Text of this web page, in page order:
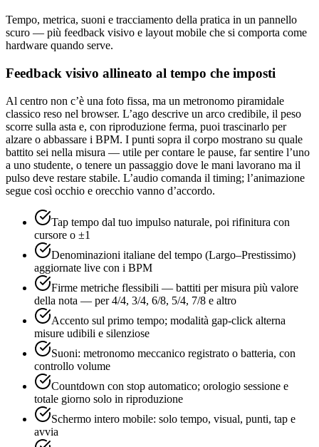
Tempo, metrica, suoni e tracciamento della pratica in un pannello
scuro — più feedback visivo e layout mobile che si comporta come
hardware quando serve.
Feedback visivo allineato al tempo che imposti
Al centro non c’è una foto fissa, ma un metronomo piramidale
classico reso nel browser. L’ago descrive un arco credibile, il peso
scorre sulla asta e, con riproduzione ferma, puoi trascinarlo per
alzare o abbassare i BPM. I punti sopra il corpo mostrano su quale
battito sei nella misura — utile per contare le pause, far sentire l’uno
a uno studente, o tenere un passaggio dove le mani lavorano ma il
pulso deve restare stabile. L’audio comanda il timing; l’animazione
segue così occhio e orecchio vanno d’accordo.
Tap tempo dal tuo impulso naturale, poi rifinitura con
cursore o ±1
Denominazioni italiane del tempo (Largo–Prestissimo)
aggiornate live con i BPM
Firme metriche flessibili — battiti per misura più valore
della nota — per 4/4, 3/4, 6/8, 5/4, 7/8 e altro
Accento sul primo tempo; modalità gap-click alterna
misure udibili e silenziose
Suoni: metronomo meccanico registrato o batteria, con
controllo volume
Countdown con stop automatico; orologio sessione e
totale giorno solo in riproduzione
Schermo intero mobile: solo tempo, visual, punti, tap e
avvia